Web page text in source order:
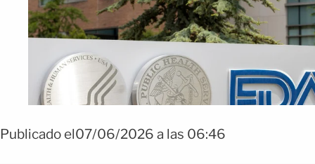
Publicado el07/06/2026 a las 06:46